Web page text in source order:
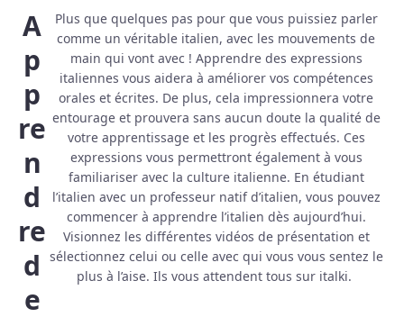
A
p
p
re
n
d
re
d
e
Plus que quelques pas pour que vous puissiez parler
comme un véritable italien, avec les mouvements de
main qui vont avec ! Apprendre des expressions
italiennes vous aidera à améliorer vos compétences
orales et écrites. De plus, cela impressionnera votre
entourage et prouvera sans aucun doute la qualité de
votre apprentissage et les progrès effectués. Ces
expressions vous permettront également à vous
familiariser avec la culture italienne. En étudiant
l’italien avec un professeur natif d’italien, vous pouvez
commencer à apprendre l’italien dès aujourd’hui.
Visionnez les différentes vidéos de présentation et
sélectionnez celui ou celle avec qui vous vous sentez le
plus à l’aise. Ils vous attendent tous sur italki.